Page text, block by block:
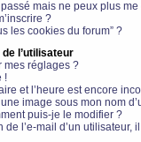
mais ne peux plus
?
les cookies du forum” ?
l’utilisateur
mes réglages ?
!
et l’heure est encore
image sous mon nom
puis-je le modifier ?
l’e-mail d’un utilisateur,